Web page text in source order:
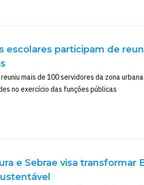
escolares participam de
mais de 100 servidores da zona
no exercício das funções públicas
e Sebrae visa transformar